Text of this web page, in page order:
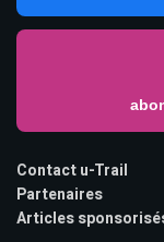
Contact u-Trail
Partenaires
Articles